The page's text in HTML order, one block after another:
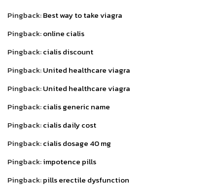
Pingback:Best way to take viagra
Pingback:online cialis
Pingback:cialis discount
Pingback:United healthcare viagra
Pingback:United healthcare viagra
Pingback:cialis generic name
Pingback:cialis daily cost
Pingback:cialis dosage 40 mg
Pingback:impotence pills
Pingback:pills erectile dysfunction